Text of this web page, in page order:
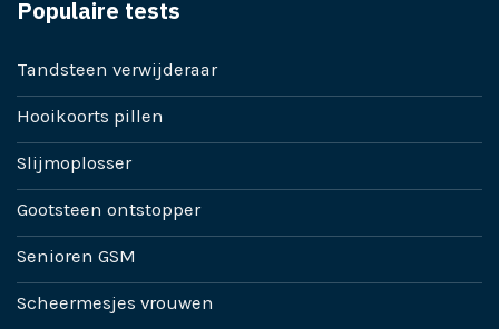
Populaire tests
Tandsteen verwijderaar
Hooikoorts pillen
Slijmoplosser
Gootsteen ontstopper
Senioren GSM
Scheermesjes vrouwen